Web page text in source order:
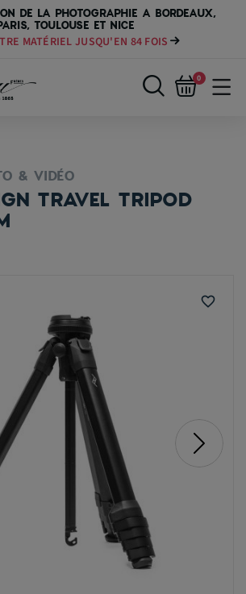
DE LA PHOTOGRAPHIE A BORDEAUX,
TOULOUSE ET NICE
MATÉRIEL JUSQU'EN 84 FOIS
0
& VIDÉO
TRAVEL TRIPOD
favorite_border